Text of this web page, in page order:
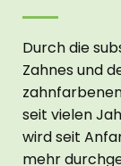
Durch die
Zahnes und
seit vielen
wird seit
mehr